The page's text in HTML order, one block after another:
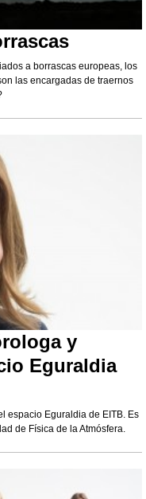
a borrascas europeas, los
las encargadas de traernos
y
Eguraldia
espacio Eguraldia de EITB. Es
de Física de la Atmósfera.